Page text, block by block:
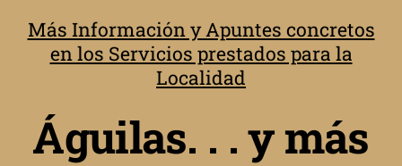
Más Información y Apuntes concretos
en los Servicios prestados para la
Localidad
Águilas. . . y más